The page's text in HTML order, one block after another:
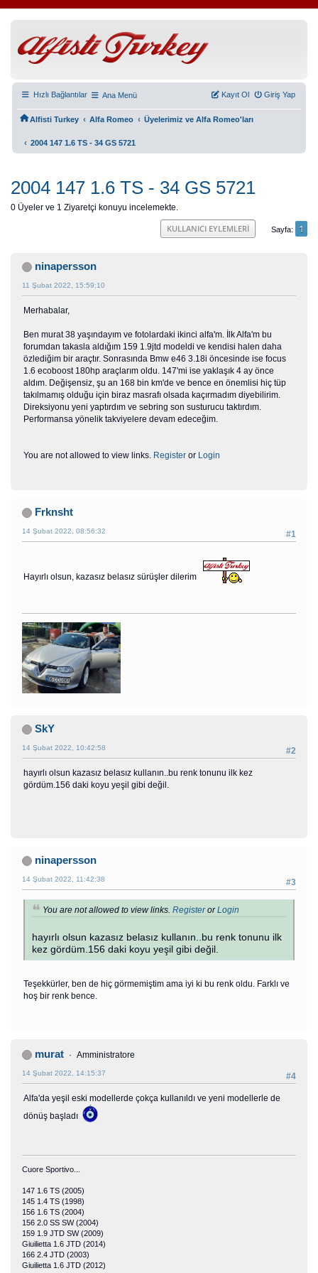
Hızlı Bağlantılar Ana Menü Giriş Yap
Kayıt Ol
Alfisti Turkey ‹ Alfa Romeo ‹ Üyelerimiz ve Alfa Romeo'ları
‹ 2004 147 1.6 TS - 34 GS 5721
2004 147 1.6 TS - 34 GS 5721
0 Üyeler ve 1 Ziyaretçi konuyu incelemekte.
Sayfa 1
KULLANICI EYLEMLERI
ninapersson
11 Şubat 2022, 15:59:10
Merhabalar,
Ben murat 38 yaşındayım ve fotolardaki ikinci alfa'm. İlk Alfa'm bu
forumdan takasla aldığım 159 1.9jtd modeldi ve kendisi halen daha
özlediğim bir araçtır. Sonrasında Bmw e46 3.18i öncesinde ise focus
1.6 ecoboost 180hp araçlarım oldu. 147'mi ise yaklaşık 4 ay önce
aldım. Değişensiz, şu an 168 bin km'de ve bence en önemlisi hiç tüp
takılmamış olduğu için biraz masrafı olsada kaçırmadım diyebilirim.
Direksiyonu yeni yaptırdım ve sebring son susturucu taktırdım.
Performansa yönelik takviyelere devam edeceğim.
You are not allowed to view links. Register or Login
Frknsht
#1
14 Şubat 2022, 08:56:32
Hayırlı olsun, kazasız belasız sürüşler dilerim
SkY
#2
14 Şubat 2022, 10:42:58
hayırlı olsun kazasız belasız kullanın..bu renk tonunu ilk kez
gördüm.156 daki koyu yeşil gibi değil.
ninapersson
#3
14 Şubat 2022, 11:42:38
You are not allowed to view links. RegisterorLogin
hayırlı olsun kazasız belasız kullanın..bu renk tonunu ilk
kez gördüm.156 daki koyu yeşil gibi değil.
Teşekkürler, ben de hiç görmemiştim ama iyi ki bu renk oldu. Farklı ve
hoş bir renk bence.
murat Amministratore
#4
14 Şubat 2022, 14:15:37
Alfa'da yeşil eski modellerde çokça kullanıldı ve yeni modellerle de
dönüş başladı
Cuore Sportivo...
147 1.6 TS (2005)
145 1.4 TS (1998)
156 1.6 TS (2004)
156 2.0 SS SW (2004)
159 1.9 JTD SW (2009)
Giuilietta 1.6 JTD (2014)
166 2.4 JTD (2003)
Giuilietta 1.6 JTD (2012)